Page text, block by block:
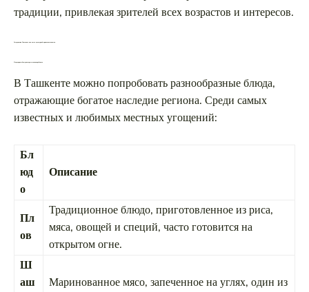
традиции, привлекая зрителей всех возрастов и интересов.
Гастрономия Ташкента как часть культурной привлекательности
Популярные блюда, которые стоит попробовать
В Ташкенте можно попробовать разнообразные блюда,
отражающие богатое наследие региона. Среди самых
известных и любимых местных угощений:
Бл
юд
о
Описание
Пл
ов
Традиционное блюдо, приготовленное из риса,
мяса, овощей и специй, часто готовится на
открытом огне.
Ш
аш
Маринованное мясо, запеченное на углях, один из